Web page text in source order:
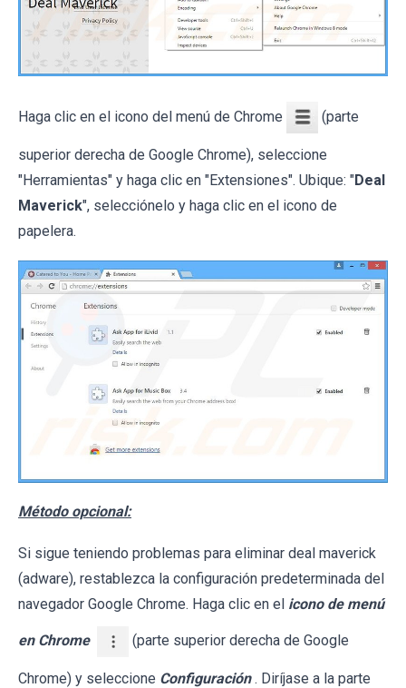
Haga clic en el icono del menú de Chrome (parte
superior derecha de Google Chrome), seleccione
"Herramientas" y haga clic en "Extensiones". Ubique: "Deal
Maverick", selecciónelo y haga clic en el icono de
papelera.
Método opcional:
Si sigue teniendo problemas para eliminar deal maverick
(adware), restablezca la configuración predeterminada del
navegador Google Chrome. Haga clic en el icono de menú
en Chrome (parte superior derecha de Google
Chrome) y seleccione Configuración . Diríjase a la parte